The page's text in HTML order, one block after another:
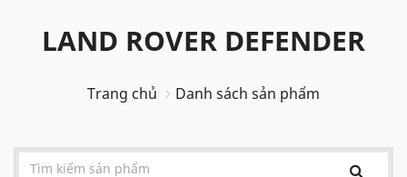
LAND ROVER DEFENDER
Trang chủ Danh sách sản phẩm